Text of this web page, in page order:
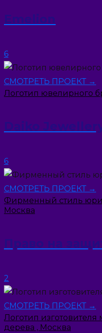
Emelion
6
СМОТРЕТЬ ПРОЕКТ →
Логотип ювелирного
Daiko
6
СМОТРЕТЬ ПРОЕКТ →
Фирменный стиль
Москва
Право на
2
СМОТРЕТЬ ПРОЕКТ →
Логотип
дерева , Москва